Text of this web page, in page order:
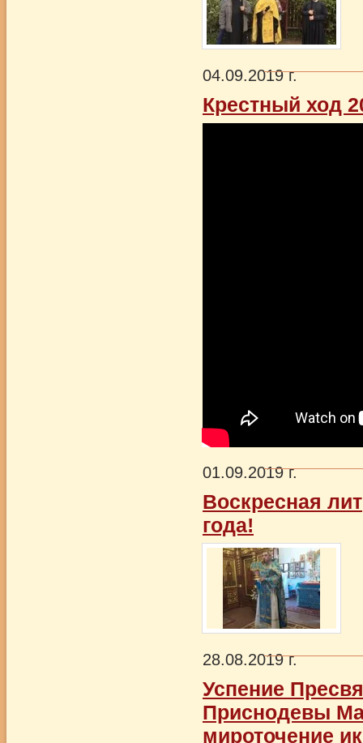
04.09.2019 г.
Крестный ход
01.09.2019 г.
Воскресная
года!
28.08.2019 г.
Успение
Приснодевы
мироточение